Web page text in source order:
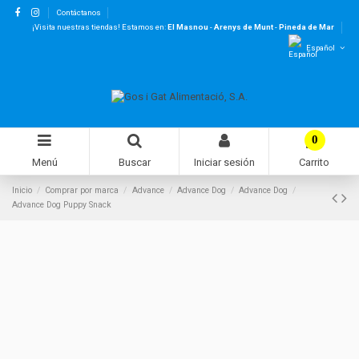
Contáctanos
¡Visita nuestras tiendas! Estamos en:El Masnou-Arenys de Munt-Pineda de Mar
Español
Menú Buscar Iniciar sesión
0
Carrito
Inicio Comprar por marca Advance Advance Dog
Advance Dog
Advance Dog Puppy Snack